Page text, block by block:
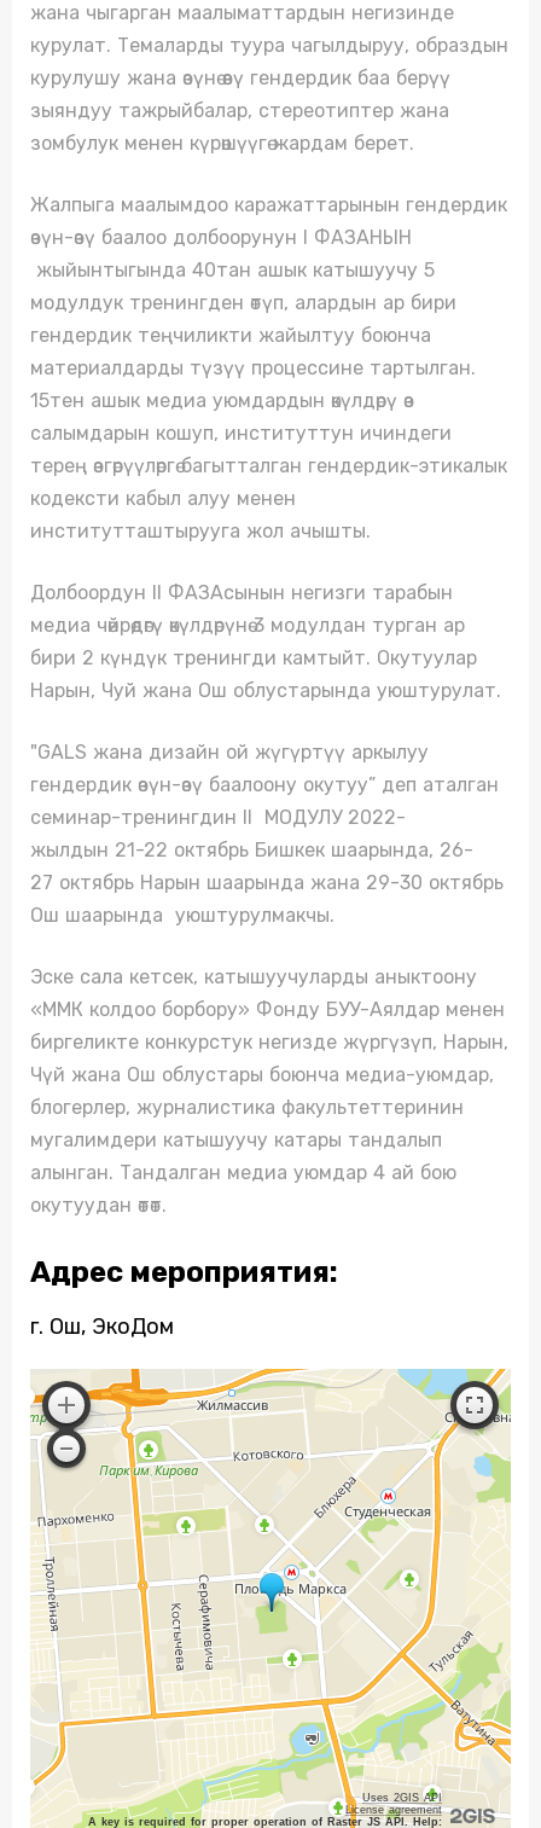
жана чыгарган маалыматтардын негизинде
курулат. Темаларды туура чагылдыруу, образдын
курулушу жана өзүнө өзү гендердик баа берүү
зыяндуу тажрыйбалар, стереотиптер жана
зомбулук менен күрөшүүгө жардам берет.
Жалпыга маалымдоо каражаттарынын гендердик
өзүн-өзү баалоо долбоорунун I ФАЗАНЫН
жыйынтыгында 40тан ашык катышуучу 5
модулдук тренингден өтүп, алардын ар бири
гендердик теңчиликти жайылтуу боюнча
материалдарды түзүү процессине тартылган.
15тен ашык медиа уюмдардын өкүлдөрү өз
салымдарын кошуп, институттун ичиндеги
терең өзгөрүүлөргө багытталган гендердик-этикалык
кодексти кабыл алуу менен
институтташтырууга жол ачышты.
Долбоордун II ФАЗАсынын негизги тарабын
медиа чөйрөдөгү өкүлдөрүнө 3 модулдан турган ар
бири 2 күндүк тренингди камтыйт. Окутуулар
Нарын, Чуй жана Ош облустарында уюштурулат.
"GALS жана дизайн ой жүгүртүү аркылуу
гендердик өзүн-өзү баалоону окутуу” деп аталган
семинар-тренингдин II МОДУЛУ 2022-
жылдын 21-22 октябрь Бишкек шаарында, 26-
27 октябрь Нарын шаарында жана 29-30 октябрь
Ош шаарында уюштурулмакчы.
Эске сала кетсек, катышуучуларды аныктоону
«ММК колдоо борбору» Фонду БУУ-Аялдар менен
биргеликте конкурстук негизде жүргүзүп, Нарын,
Чүй жана Ош облустары боюнча медиа-уюмдар,
блогерлер, журналистика факультеттеринин
мугалимдери катышуучу катары тандалып
алынган. Тандалган медиа уюмдар 4 ай бою
окутуудан өтөт.
Адрес мероприятия:
г. Ош, ЭкоДом
Uses 2GIS API
License agreement
A key is required for proper operation of Raster JS API. Help: